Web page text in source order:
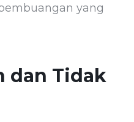
yang
dan Tidak